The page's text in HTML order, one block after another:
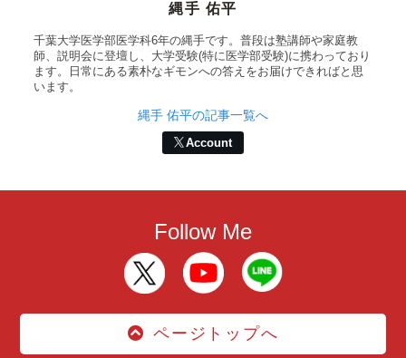
縄手 佑平
千葉大学医学部医学科6年の縄手です。普段は塾講師や家庭教
師、説明会に登壇し、大学受験(特に医学部受験)に携わっており
ます。日常にある素朴なギモンへの答えをお届けできればと思
います。
縄手 佑平の記事一覧へ
Account
Follow Me
ページトップへ